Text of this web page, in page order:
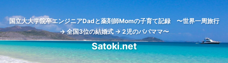
国立大大学院卒エンジニアDadと薬剤師Momの子育て記録 〜世界一周旅行
→ 全国3位の結婚式 → 2児のパパママ〜
Satoki.net